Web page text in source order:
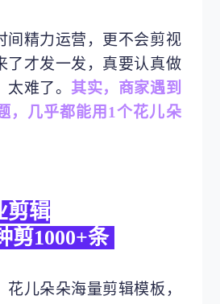
间精力运营，更不会剪视
了才发一发，真要认真做
难了。 其实，商家遇到
，几乎都能用1个花儿朵
剪辑
剪1000+条
儿朵朵海量剪辑模板，